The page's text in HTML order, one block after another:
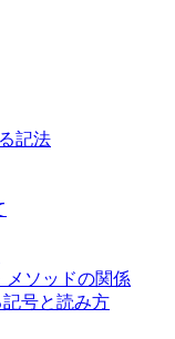
記法
メソッドの関係
号と読み方